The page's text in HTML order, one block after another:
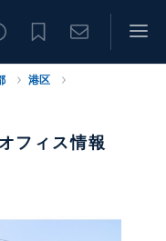
港区
フィス情報